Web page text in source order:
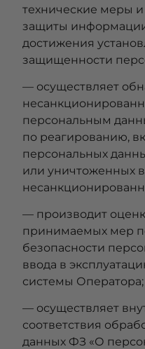
технические меры и
защиты
достижения
защищенности
— осуществляет
персональным
по реагированию,
персональных
или уничтоженных
— производит
принимаемых мер
безопасности
ввода в
системы Оператора;
— осуществляет
соответствия
данных ФЗ «О